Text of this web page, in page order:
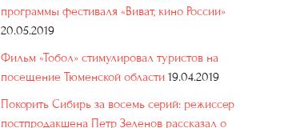
программы фестиваля «Виват, кино России»
20.05.2019
Фильм «Тобол» стимулировал туристов на
посещение Тюменской области 19.04.2019
Покорить Сибирь за восемь серий: режиссер
постпродакшена Петр Зеленов рассказал о